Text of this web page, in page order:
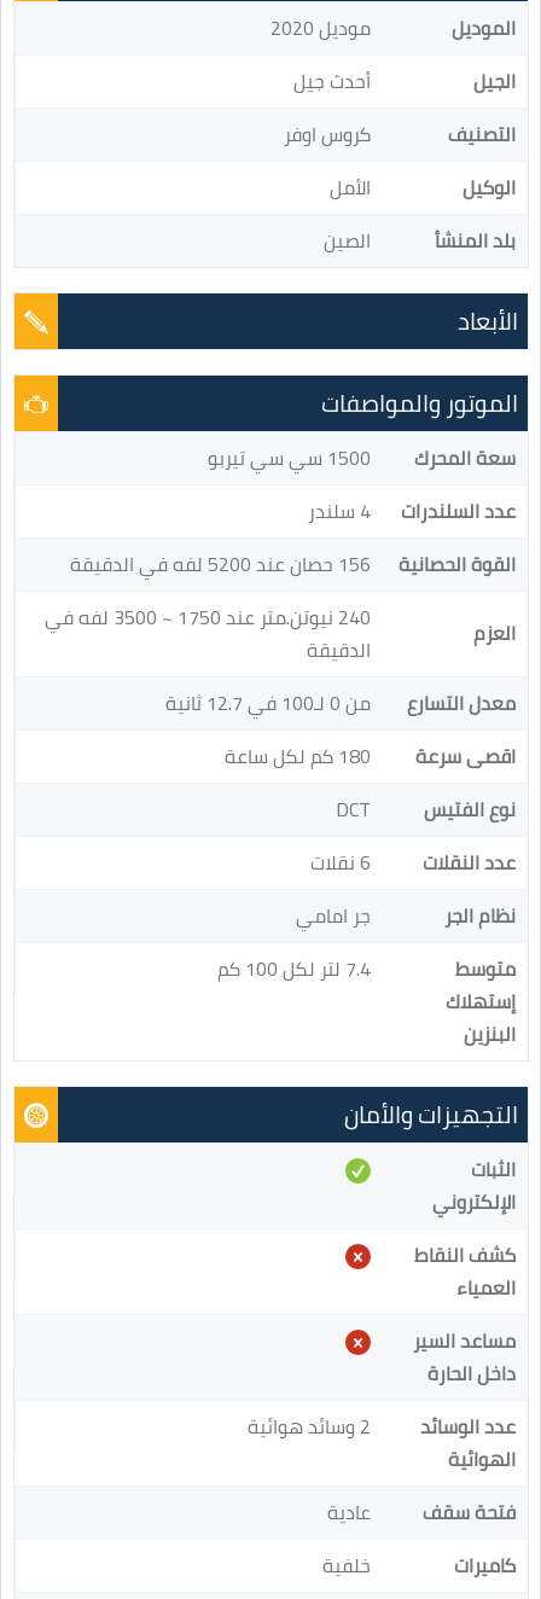
الموديل
موديل 2020
الجيل
أحدث جيل
التصنيف
كروس اوفر
الوكيل
الأمل
بلد المنشأ
الصين
الأبعاد
الموتور والمواصفات
سعة المحرك
1500 سي سي تيربو
عدد السلندرات
4 سلندر
القوة الحصانية
156 حصان عند 5200 لفه في الدقيقة
العزم
240 نيوتن.متر عند 1750 ~ 3500 لفه في
الدقيقة
معدل التسارع
من 0 لـ100 في 12.7 ثانية
اقصى سرعة
180 كم لكل ساعة
نوع الفتيس
DCT
عدد النقلات
6 نقلات
نظام الجر
جر امامي
متوسط
إستهلاك
البنزين
7.4 لتر لكل 100 كم
التجهيزات والأمان
الثبات
الإلكتروني
كشف النقاط
العمياء
مساعد السير
داخل الحارة
عدد الوسائد
الهوائية
2 وسائد هوائية
فتحة سقف
عادية
كاميرات
خلفية